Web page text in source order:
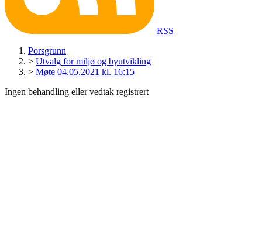
RSS
Porsgrunn
> Utvalg for miljø og byutvikling
> Møte 04.05.2021 kl. 16:15
Ingen behandling eller vedtak registrert